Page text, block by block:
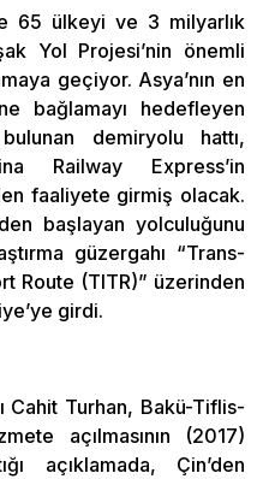
65 ülkeyi ve 3 milyarlık
Yol Projesi’nin önemli
geçiyor. Asya’nın en
bağlamayı hedefleyen
demiryolu hattı,
Railway Express’in
faaliyete girmiş olacak.
başlayan yolculuğunu
güzergahı “Trans-
Route (TITR)” üzerinden
girdi.
Cahit Turhan, Bakü-Tiflis-
açılmasının (2017)
açıklamada, Çin’den